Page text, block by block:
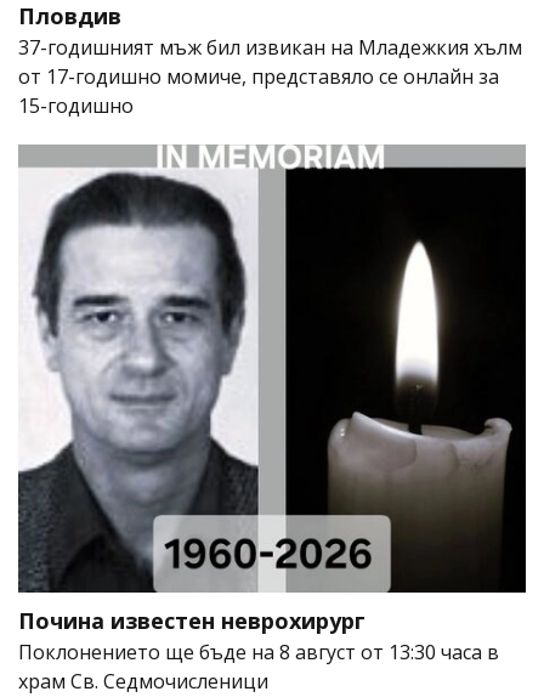
Пловдив
37-годишният мъж бил извикан на Младежкия хълм
от 17-годишно момиче, представяло се онлайн за
15-годишно
Почина известен неврохирург
Поклонението ще бъде на 8 август от 13:30 часа в
храм Св. Седмочисленици